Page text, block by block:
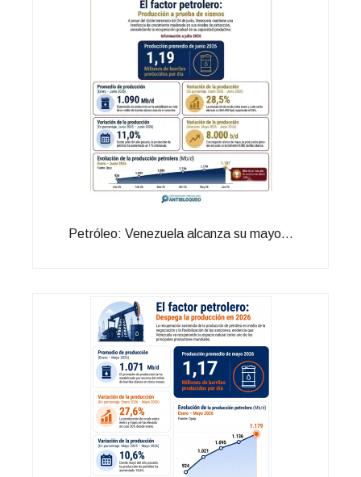
Petróleo: Venezuela alcanza su mayo...